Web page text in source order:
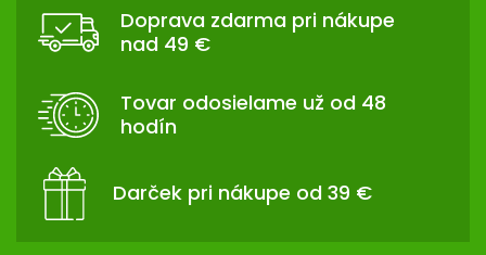
Doprava zdarma pri nákupe
nad 49 €
Tovar odosielame už od 48
hodín
Darček pri nákupe od 39 €